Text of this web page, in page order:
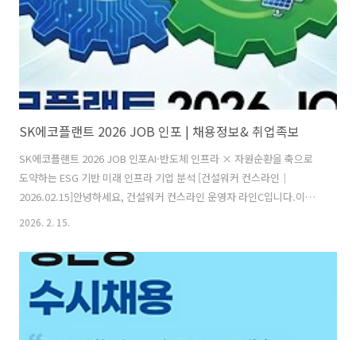
SK에코플랜트 2026 JOB 인포 | 채용정보& 취업족보
SK에코플랜트 2026 JOB 인포AI·반도체 인프라 × 자원순환을 축으로
도약하는 ESG 기반 미래 인프라 기업 분석 [건설워커 컨스라인｜
2026.02.15]안녕하세요, 건설워커 컨스라인 운영자 라인C입니다.이번
한눈에 보기회사명: 에스케이에코플랜트(주)대표이사: 김영식, 장동현그
룹: SK그룹 계열주요사업: AI 인프라, 반도체·데이터센터, 환경·에너지,
자원순환, 플랜트·인프라매출액: 9조 3,176억 원 (2024년 연결 기준)임
직원 수: 약 3,500명본사: 서울 종로구 율곡로2길 19👉 공식 홈페이지:
2026. 2. 15.